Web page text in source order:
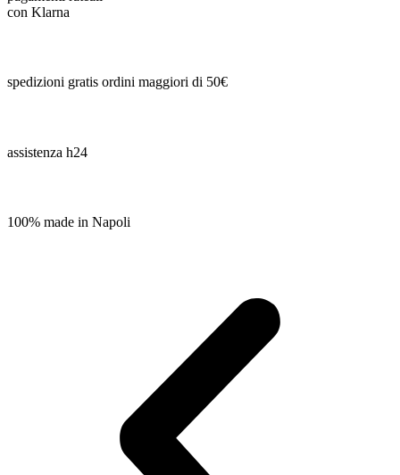
con Klarna
spedizioni gratis ordini maggiori di 50€
assistenza h24
100% made in Napoli